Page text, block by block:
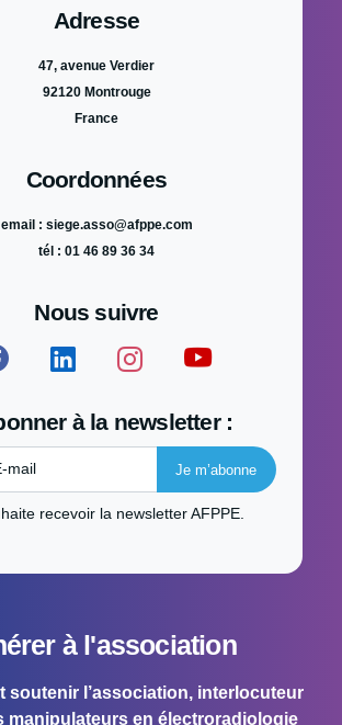
à l'association
soutenir l’association, interlocuteur
manipulateurs en électroradiologie
Adresse
47, avenue Verdier
92120 Montrouge
France
Coordonnées
email : siege.asso@afppe.com
tél : 01 46 89 36 34
Nous suivre
à la newsletter :
mail
recevoir la newsletter AFPPE.